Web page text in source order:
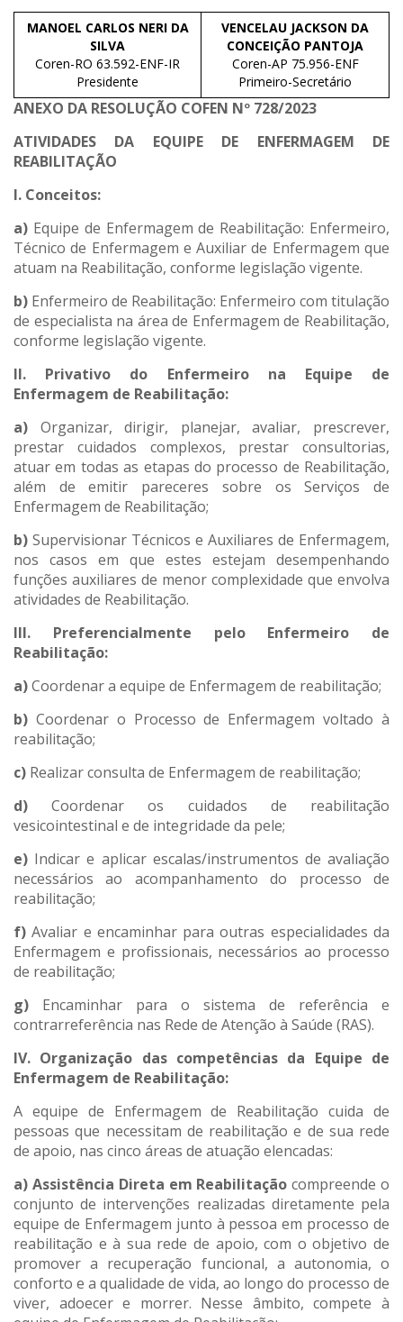
MANOEL CARLOS NERI DA
SILVA
Coren-RO 63.592-ENF-IR
Presidente
VENCELAU JACKSON DA
CONCEIÇÃO PANTOJA
Coren-AP 75.956-ENF
Primeiro-Secretário
ANEXO DA RESOLUÇÃO COFEN Nº 728/2023
ATIVIDADES DA EQUIPE DE ENFERMAGEM DE
REABILITAÇÃO
I. Conceitos:
a) Equipe de Enfermagem de Reabilitação: Enfermeiro,
Técnico de Enfermagem e Auxiliar de Enfermagem que
atuam na Reabilitação, conforme legislação vigente.
b) Enfermeiro de Reabilitação: Enfermeiro com titulação
de especialista na área de Enfermagem de Reabilitação,
conforme legislação vigente.
II. Privativo do Enfermeiro na Equipe de
Enfermagem de Reabilitação:
a) Organizar, dirigir, planejar, avaliar, prescrever,
prestar cuidados complexos, prestar consultorias,
atuar em todas as etapas do processo de Reabilitação,
além de emitir pareceres sobre os Serviços de
Enfermagem de Reabilitação;
b) Supervisionar Técnicos e Auxiliares de Enfermagem,
nos casos em que estes estejam desempenhando
funções auxiliares de menor complexidade que envolva
atividades de Reabilitação.
III. Preferencialmente pelo Enfermeiro de
Reabilitação:
a)Coordenar a equipe de Enfermagem de reabilitação;
b) Coordenar o Processo de Enfermagem voltado à
reabilitação;
c) Realizar consulta de Enfermagem de reabilitação;
d)Coordenar os cuidados de reabilitação
vesicointestinal e de integridade da pele;
e) Indicar e aplicar escalas/instrumentos de avaliação
necessários ao acompanhamento do processo de
reabilitação;
f)Avaliar e encaminhar para outras especialidades da
Enfermagem e profissionais, necessários ao processo
de reabilitação;
g) Encaminhar para o sistema de referência e
contrarreferência nas Rede de Atenção à Saúde (RAS).
IV. Organização das competências da Equipe de
Enfermagem de Reabilitação:
A equipe de Enfermagem de Reabilitação cuida de
pessoas que necessitam de reabilitação e de sua rede
de apoio, nas cinco áreas de atuação elencadas:
a) Assistência Direta em Reabilitação compreende o
conjunto de intervenções realizadas diretamente pela
equipe de Enfermagem junto à pessoa em processo de
reabilitação e à sua rede de apoio, com o objetivo de
promover a recuperação funcional, a autonomia, o
conforto e a qualidade de vida, ao longo do processo de
viver, adoecer e morrer. Nesse âmbito, compete à